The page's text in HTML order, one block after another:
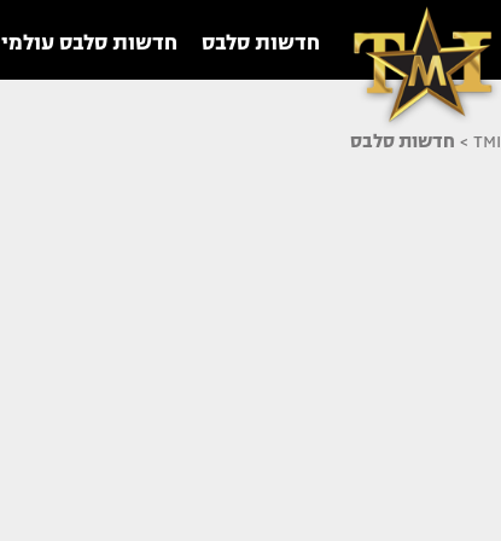
חדשות סלבס חדשות סלבס עולמי
TMI
> חדשות סלבס